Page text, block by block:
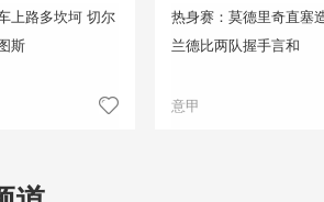
上路多坎坷 切尔
斯
热身赛：莫德里奇直塞
兰德比两队握手言和
意甲